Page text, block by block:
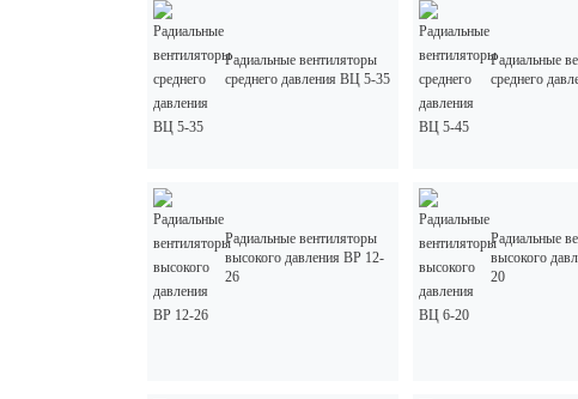
Радиальные вентиляторы
среднего давления ВЦ 5-35
Радиальные
среднего
Радиальные вентиляторы
высокого давления ВР 12-
26
Радиальные
высокого
20